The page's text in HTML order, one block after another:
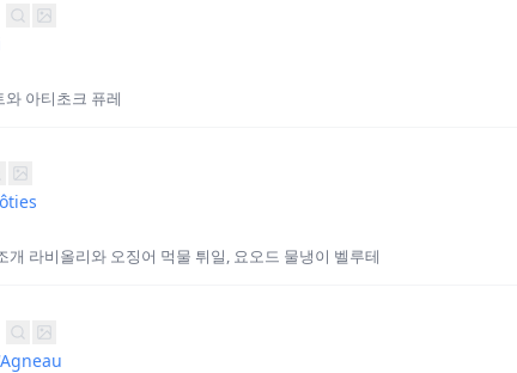
아티초크 퓨레
개 라비올리와 오징어 먹물 튀일, 요오드 물냉이 벨루테